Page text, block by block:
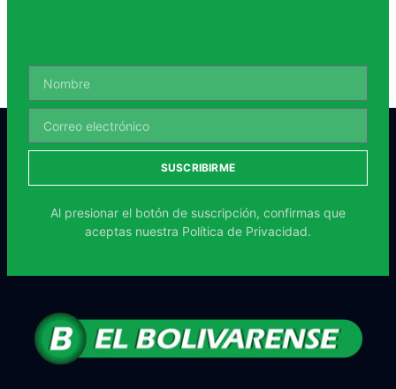
SUSCRIBIRME
Al presionar el botón de suscripción, confirmas que
aceptas nuestra Política de Privacidad.